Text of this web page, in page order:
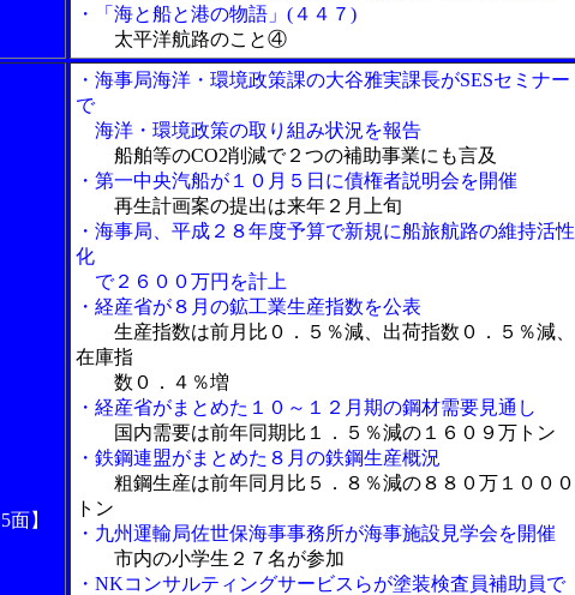
・「海と船と港の物語」(４４７)
太平洋航路のこと④
面】
・海事局海洋・環境政策課の大谷雅実課長がSESセミナー
で
海洋・環境政策の取り組み状況を報告
船舶等のCO2削減で２つの補助事業にも言及
・第一中央汽船が１０月５日に債権者説明会を開催
再生計画案の提出は来年２月上旬
・海事局、平成２８年度予算で新規に船旅航路の維持活性
化
で２６００万円を計上
・経産省が８月の鉱工業生産指数を公表
生産指数は前月比０．５％減、出荷指数０．５％減、
在庫指
数０．４％増
・経産省がまとめた１０～１２月期の鋼材需要見通し
国内需要は前年同期比１．５％減の１６０９万トン
・鉄鋼連盟がまとめた８月の鉄鋼生産概況
粗鋼生産は前年同月比５．８％減の８８０万１０００
トン
・九州運輸局佐世保海事事務所が海事施設見学会を開催
市内の小学生２７名が参加
・NKコンサルティングサービスらが塗装検査員補助員で